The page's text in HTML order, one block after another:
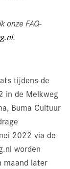
onze FAQ-
.
tijdens de
in de Melkweg
Buma Cultuur
2022 via de
worden
maand later